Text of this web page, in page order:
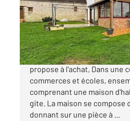
Maison à vendre
206 000 €
Votre agence CENTURY 21
propose à l'achat, Dans une
commerces et écoles,
comprenant une maison
gite. La maison se compose
donnant sur une pièce à ...